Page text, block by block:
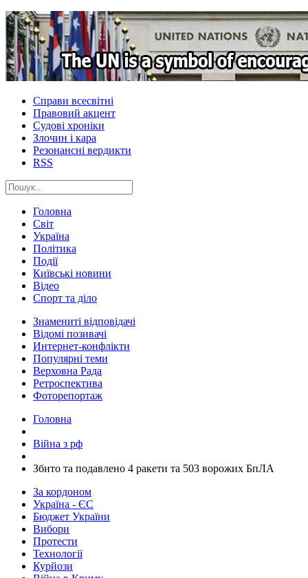
Справи всесвітні
Правовий акцент
Судові хроніки
Злочин і кара
Резонансні вердикти
RSS
Головна
Світ
Україна
Політика
Події
Київські новини
Відео
Спорт та діло
Знамениті відповідачі
Відомі позивачі
Интернет-конфлікти
Популярні теми
Верховна Рада
Ретроспектива
Фоторепортаж
Головна
Війна з рф
​Збито та подавлено 4 ракети та 503 ворожих БпЛА
За кордоном
Україна - ЄС
Бюджет України
Вибори
Протести
Технології
Курйози